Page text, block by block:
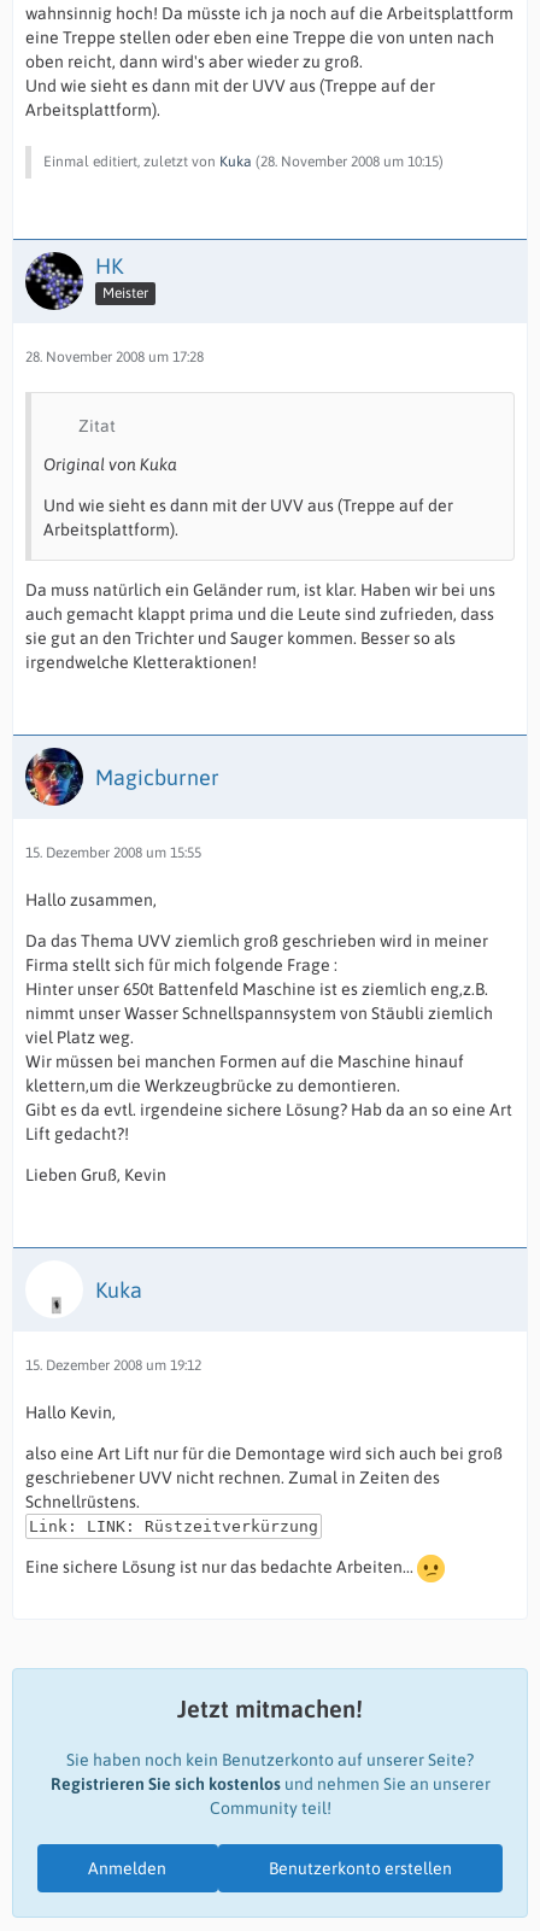
wahnsinnig hoch! Da müsste ich ja noch auf die Arbeitsplattform
eine Treppe stellen oder eben eine Treppe die von unten nach
oben reicht, dann wird's aber wieder zu groß.
Und wie sieht es dann mit der UVV aus (Treppe auf der
Arbeitsplattform).
Einmal editiert, zuletzt von Kuka (28. November 2008 um 10:15)
HK
Meister
28. November 2008 um 17:28
Zitat
Original von Kuka
Und wie sieht es dann mit der UVV aus (Treppe auf der
Arbeitsplattform).
Da muss natürlich ein Geländer rum, ist klar. Haben wir bei uns
auch gemacht klappt prima und die Leute sind zufrieden, dass
sie gut an den Trichter und Sauger kommen. Besser so als
irgendwelche Kletteraktionen!
Magicburner
15. Dezember 2008 um 15:55
Hallo zusammen,
Da das Thema UVV ziemlich groß geschrieben wird in meiner
Firma stellt sich für mich folgende Frage :
Hinter unser 650t Battenfeld Maschine ist es ziemlich eng,z.B.
nimmt unser Wasser Schnellspannsystem von Stäubli ziemlich
viel Platz weg.
Wir müssen bei manchen Formen auf die Maschine hinauf
klettern,um die Werkzeugbrücke zu demontieren.
Gibt es da evtl. irgendeine sichere Lösung? Hab da an so eine Art
Lift gedacht?!
Lieben Gruß, Kevin
Kuka
15. Dezember 2008 um 19:12
Hallo Kevin,
also eine Art Lift nur für die Demontage wird sich auch bei groß
geschriebener UVV nicht rechnen. Zumal in Zeiten des
Schnellrüstens.
Link: LINK: Rüstzeitverkürzung
Eine sichere Lösung ist nur das bedachte Arbeiten...
Jetzt mitmachen!
Sie haben noch kein Benutzerkonto auf unserer Seite?
Registrieren Sie sich kostenlosund nehmen Sie an unserer
Community teil!
Benutzerkonto erstellen
Anmelden